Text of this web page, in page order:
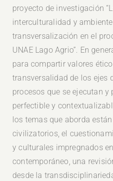
proyecto de investigación
interculturalidad y
transversalización en el
UNAE Lago Agrio”. En
para compartir valores
transversalidad de los ejes
procesos que se ejecutan y
perfectible y
los temas que aborda
civilizatorios, el
y culturales impregnados
contemporáneo, una
desde la